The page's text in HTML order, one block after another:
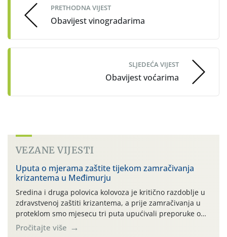
PRETHODNA VIJEST
Obavijest vinogradarima
SLJEDEĆA VIJEST
Obavijest voćarima
VEZANE VIJESTI
Uputa o mjerama zaštite tijekom zamračivanja
krizantema u Međimurju
Sredina i druga polovica kolovoza je kritično razdoblje u
zdravstvenoj zaštiti krizantema, a prije zamračivanja u
proteklom smo mjesecu tri puta upućivali preporuke o
preventivnim mjerama zaštite krizantema od najčešćih
uzročnika bolesti, štetnika i fito-fagnih grinja (23.7., 14.7.,
Pročitajte više